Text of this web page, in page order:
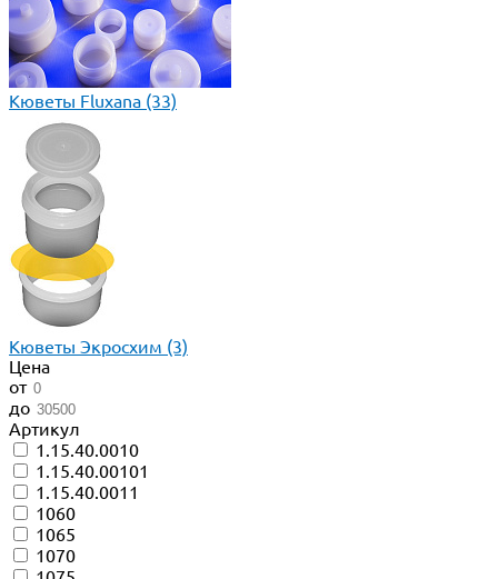
Кюветы Fluxana (33)
Кюветы Экросхим (3)
Цена
от
до
Артикул
1.15.40.0010
1.15.40.00101
1.15.40.0011
1060
1065
1070